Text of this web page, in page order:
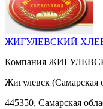
ЖИГУЛЕВСКИЙ
Компания
Жигулевск (Самарская
445350, Самарская